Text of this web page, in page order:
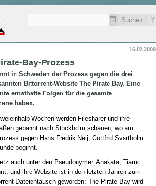
?
Bay-Prozess
16.02.2009
in Schweden der Prozess gegen die drei
Bittorrent-Website The Pirate Bay. Eine
ernsthafte Folgen für die gesamte
haben.
Wochen werden Filesharer und ihre
gebannt nach Stockholm schauen, wo am
gegen Hans Fredrik Neij, Gottfrid Svartholm
beginnt.
auch unter den Pseudonymen Anakata, Tiamo
und ihre Website ist in den letzten Jahren zum
Dateientausch geworden: The Pirate Bay wird